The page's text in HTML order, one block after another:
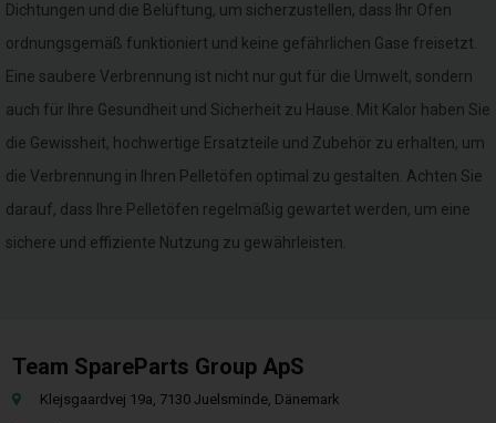
Dichtungen und die Belüftung, um sicherzustellen, dass Ihr Ofen
ordnungsgemäß funktioniert und keine gefährlichen Gase freisetzt.
Eine saubere Verbrennung ist nicht nur gut für die Umwelt, sondern
auch für Ihre Gesundheit und Sicherheit zu Hause. Mit Kalor haben Sie
die Gewissheit, hochwertige Ersatzteile und Zubehör zu erhalten, um
die Verbrennung in Ihren Pelletöfen optimal zu gestalten. Achten Sie
darauf, dass Ihre Pelletöfen regelmäßig gewartet werden, um eine
sichere und effiziente Nutzung zu gewährleisten.
Team SpareParts Group ApS
Klejsgaardvej 19a, 7130 Juelsminde, Dänemark